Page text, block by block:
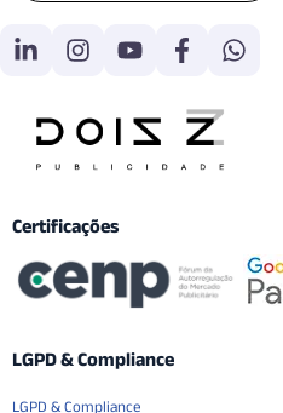
Certificações
LGPD & Compliance
LGPD & Compliance